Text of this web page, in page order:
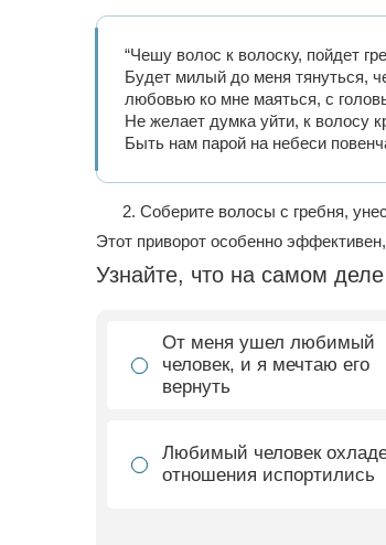
“Чешу волос к волоску, пойдет
Будет милый до меня тянуться,
любовью ко мне маяться, с
Не желает думка уйти, к волосу
Быть нам парой на небеси
Соберите волосы с гребня,
Этот приворот особенно
Узнайте, что на самом
От меня ушел любимый
человек, и я мечтаю его
вернуть
Любимый человек
отношения испортились